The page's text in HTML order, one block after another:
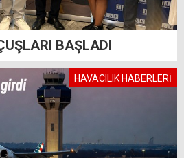
BAŞLADI
HAVACILIK HABERLERİ